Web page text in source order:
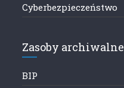
Cyberbezpieczeństwo
Zasoby archiwalne
BIP